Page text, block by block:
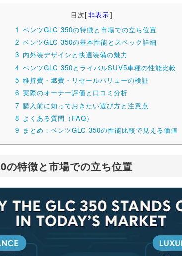
目次[非表示]
1 ベンツGLC 350の特徴と市場での立ち位置
2 ベンツGLC 350の基本性能とスペック詳細
3 内外装デザインと快適装備の魅力
4 ベンツGLC 350とライバルSUV5車種の性能比較
5 維持費・燃費・リセールバリューの検証
6 実際のオーナー評価と口コミ分析
7 購入前に知っておきたい選び方と注意点
8 よくある質問（FAQ）
9 まとめ：ベンツGLC 350の性能比較で見える価値
の特徴と市場での立ち位置